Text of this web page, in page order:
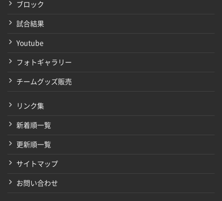
ブロック
試合結果
Youtube
フォトギャラリー
チームグッズ販売
リンク集
新着順一覧
更新順一覧
サイトマップ
お問い合わせ